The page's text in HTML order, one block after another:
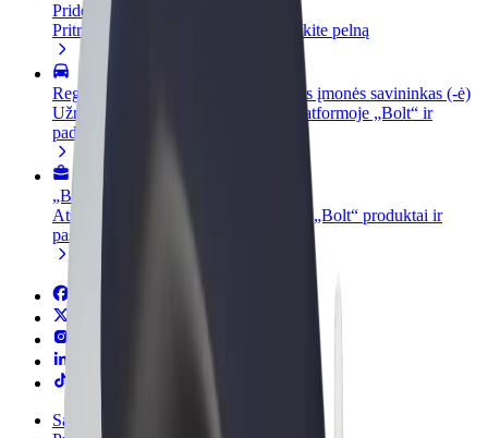
Pridėti restoraną ar parduotuvę
Pritraukite daugiau klientų ir padidinkite pelną
Registruotis kaip automobilių nuomos įmonės savininkas (-ė)
Užregistruokite savo automobilius platformoje „Bolt“ ir
padidinkite pajamas
„Bolt for Business“
Atskirų įmonių poreikiams pritaikomi „Bolt“ produktai ir
paslaugos
Sąlygos